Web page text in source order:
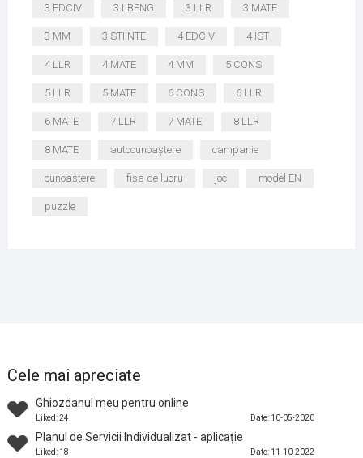
3 EDCIV 3 LBENG 3 LLR 3 MATE
3 MM 3 STIINTE 4 EDCIV 4 IST
4 LLR 4 MATE 4 MM 5 CONS
5 LLR 5 MATE 6 CONS 6 LLR
6 MATE 7 LLR 7 MATE 8 LLR
8 MATE autocunoaștere campanie
cunoaștere fișa de lucru joc model EN
puzzle
Cele mai apreciate
Ghiozdanul meu pentru online
Liked: 24 Date: 10-05-2020
Planul de Servicii Individualizat - aplicație
Liked: 18 Date: 11-10-2022